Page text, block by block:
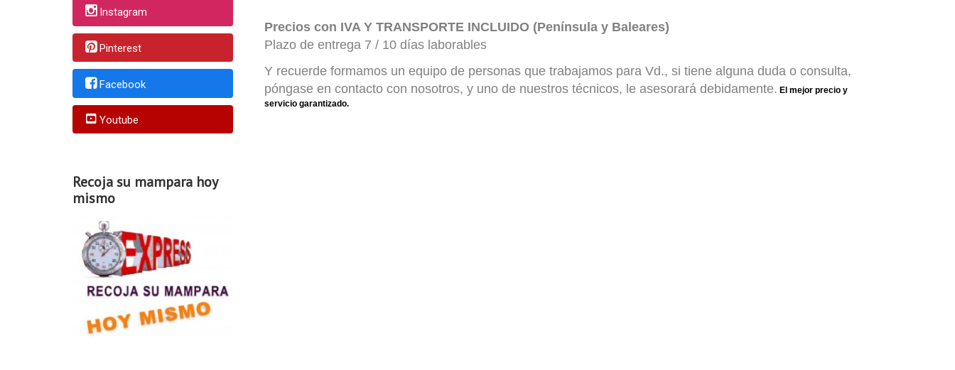
Instagram
Pinterest
Facebook
Youtube
Recoja su mampara hoy
mismo
Precios con IVA Y TRANSPORTE INCLUIDO (Península y Baleares)
Plazo de entrega 7 / 10 días laborables
Y recuerde formamos un equipo de personas que trabajamos para Vd., si tiene alguna duda o consulta,
póngase en contacto con nosotros, y uno de nuestros técnicos, le asesorará debidamente. El mejor precio y
servicio garantizado.